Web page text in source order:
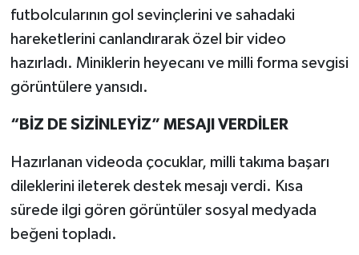
futbolcularının gol sevinçlerini ve sahadaki
hareketlerini canlandırarak özel bir video
hazırladı. Miniklerin heyecanı ve milli forma sevgisi
görüntülere yansıdı.
“BİZ DE SİZİNLEYİZ” MESAJI VERDİLER
Hazırlanan videoda çocuklar, milli takıma başarı
dileklerini ileterek destek mesajı verdi. Kısa
sürede ilgi gören görüntüler sosyal medyada
beğeni topladı.